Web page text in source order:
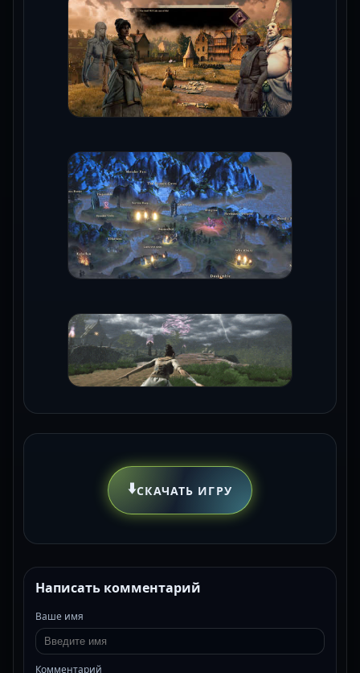
⬇️СКАЧАТЬ ИГРУ
Написать комментарий
Ваше имя
Комментарий